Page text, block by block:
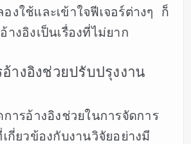
งใช้และเข้าใจฟีเจอร์ต่างๆ ก็
างอิงเป็นเรื่องที่ไม่ยาก
างอิงช่วยปรับปรุงงาน
ารอ้างอิงช่วยในการจัดการ
กี่ยวข้องกับงานวิจัยอย่างมี